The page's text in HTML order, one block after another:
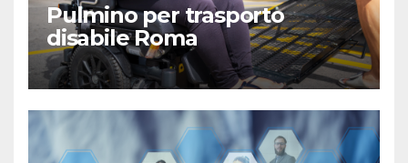
Pulmino per trasporto
disabile Roma